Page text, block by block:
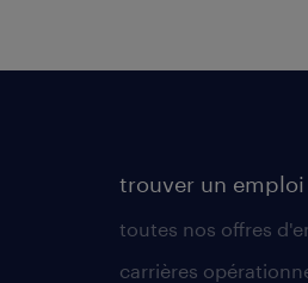
trouver un emploi
toutes nos offres
carrières